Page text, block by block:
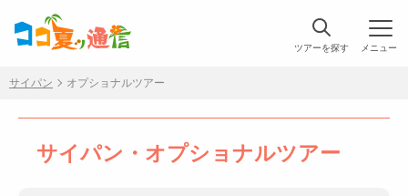
ツアーを探す
サイパン オプショナルツアー
サイパン・オプショナルツアー
メニュー